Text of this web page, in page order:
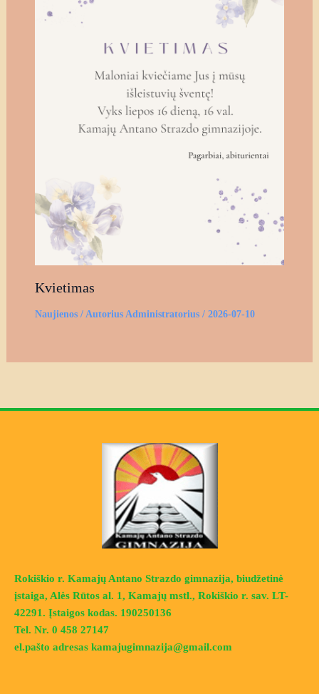
Kvietimas
Naujienos/ Autorius Administratorius / 2026-07-10
Rokiškio r. Kamajų Antano Strazdo gimnazija, biudžetinė
įstaiga, Alės Rūtos al. 1, Kamajų mstl., Rokiškio r. sav. LT-
42291. Įstaigos kodas. 190250136
Tel. Nr. 0 458 27147
el.pašto adresas kamajugimnazija@gmail.com